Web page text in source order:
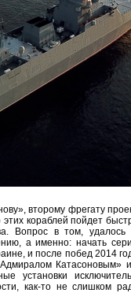
второму фрегату
этих кораблей пойдет
Вопрос в том, удалось
а именно: начать
и после побед 2014
установки
как-то не слишком